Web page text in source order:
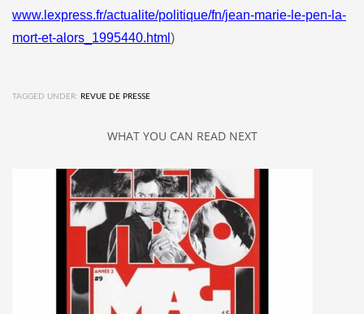
www.lexpress.fr/actualite/politique/fn/jean-marie-le-pen-la-
mort-et-alors_1995440.html )
TAGGED UNDER: REVUE DE PRESSE
WHAT YOU CAN READ NEXT